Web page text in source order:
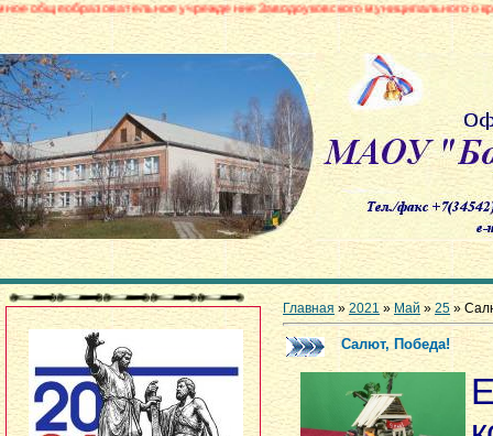
учреждение Заводоуковского муниципального округа
Главная »2021 » Май » 25 »
Салют, Победа!